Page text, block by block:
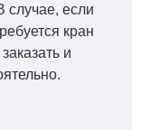
случае, если
кран
и